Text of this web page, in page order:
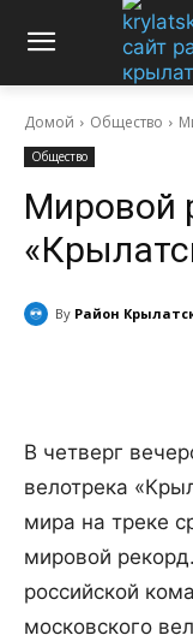
Домой Общество
Общество
Мировой
By Район
В четверг
велотрека
мира на треке
мировой
российской
московского